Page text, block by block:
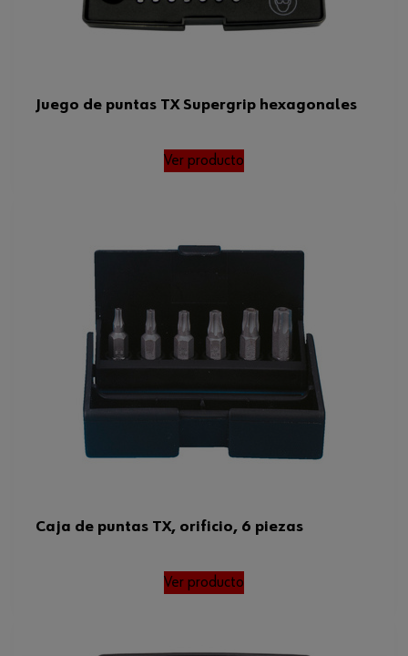
Juego de puntas TX Supergrip hexagonales
Ver producto
Caja de puntas TX, orificio, 6 piezas
Ver producto